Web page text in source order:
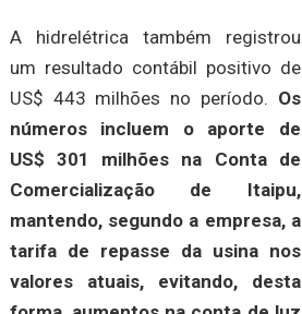
A hidrelétrica também registrou
um resultado contábil positivo de
US$ 443 milhões no período. Os
números incluem o aporte de
US$ 301 milhões na Conta de
Comercialização de Itaipu,
mantendo, segundo a empresa, a
tarifa de repasse da usina nos
valores atuais, evitando, desta